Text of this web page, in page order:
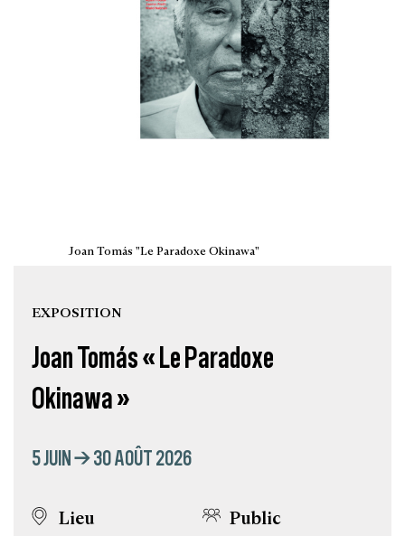
Joan Tomás "Le Paradoxe Okinawa"
Joan Tomás « Le Paradoxe
Okinawa »
EXPOSITION
5 JUIN → 30 AOÛT 2026
Lieu Public